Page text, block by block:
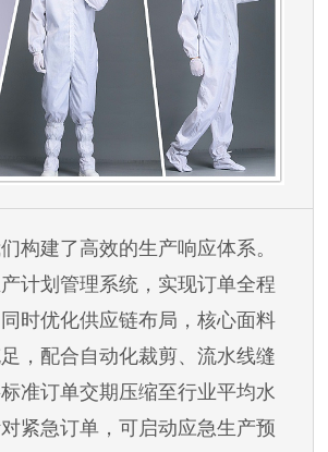
构建了高效的生产响应体系。
计划管理系统，实现订单全程
时优化供应链布局，核心面料
，配合自动化裁剪、流水线缝
准订单交期压缩至行业平均水
紧急订单，可启动应急生产预